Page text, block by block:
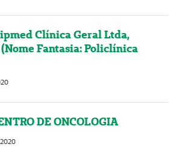
Clínica Geral Ltda,
Fantasia: Policlínica
DE ONCOLOGIA